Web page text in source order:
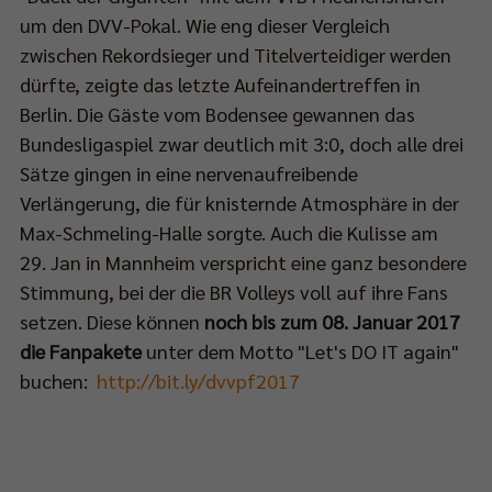
um den DVV-Pokal. Wie eng dieser Vergleich
zwischen Rekordsieger und Titelverteidiger werden
dürfte, zeigte das letzte Aufeinandertreffen in
Berlin. Die Gäste vom Bodensee gewannen das
Bundesligaspiel zwar deutlich mit 3:0, doch alle drei
Sätze gingen in eine nervenaufreibende
Verlängerung, die für knisternde Atmosphäre in der
Max-Schmeling-Halle sorgte. Auch die Kulisse am
29. Jan in Mannheim verspricht eine ganz besondere
Stimmung, bei der die BR Volleys voll auf ihre Fans
setzen. Diese können noch bis zum 08. Januar 2017
die Fanpaketeunter dem Motto "Let's DO IT again"
buchen: http://bit.ly/dvvpf2017